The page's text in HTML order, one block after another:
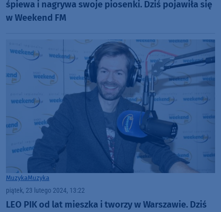
śpiewa i nagrywa swoje piosenki. Dziś pojawiła się
w Weekend FM
MuzykaMuzyka
piątek, 23 lutego 2024, 13:22
LEO PIK od lat mieszka i tworzy w Warszawie. Dziś